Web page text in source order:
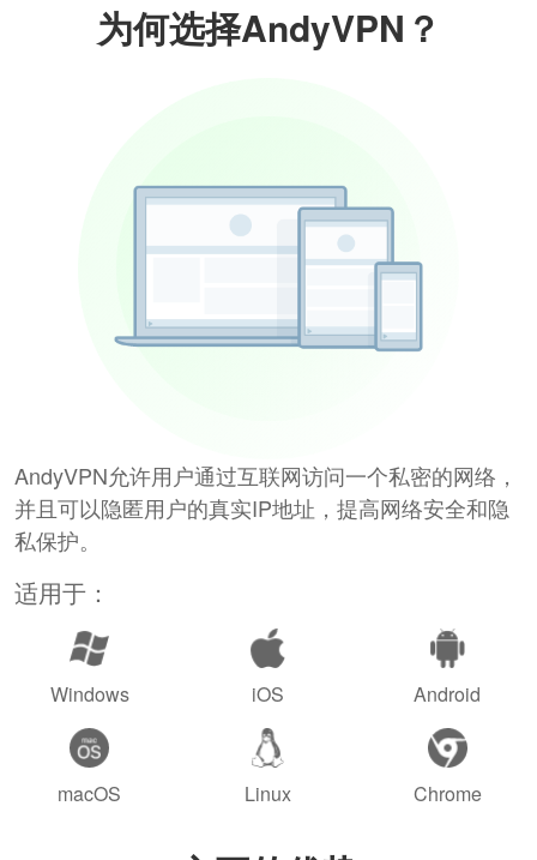
为何选择AndyVPN？
AndyVPN允许用户通过互联网访问一个私密的网络，
并且可以隐匿用户的真实IP地址，提高网络安全和隐
私保护。
适用于：
Windows iOS Android
macOS Linux Chrome